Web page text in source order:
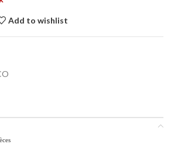
Add to wishlist